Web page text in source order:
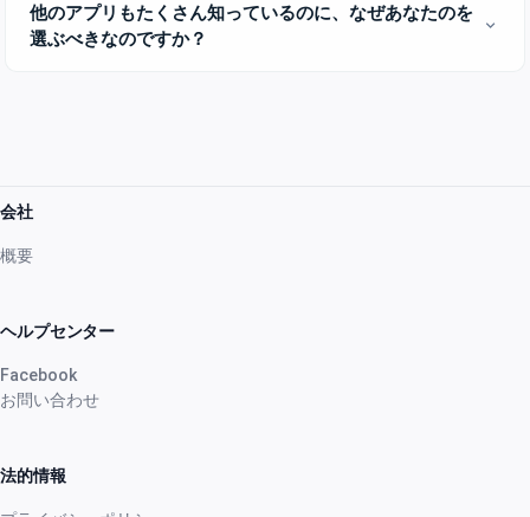
他のアプリもたくさん知っているのに、なぜあなたのを
選ぶべきなのですか？
expand_more
会社
概要
ヘルプセンター
Facebook
お問い合わせ
法的情報